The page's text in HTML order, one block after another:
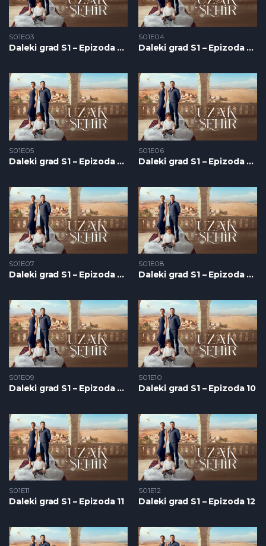
S01E03
Daleki grad S1 – Epizoda 03
S01E04
Daleki grad S1 – Epizoda 04
S01E05
Daleki grad S1 – Epizoda 05
S01E06
Daleki grad S1 – Epizoda 06
S01E07
Daleki grad S1 – Epizoda 07
S01E08
Daleki grad S1 – Epizoda 08
S01E09
Daleki grad S1 – Epizoda 09
S01E10
Daleki grad S1 – Epizoda 10
S01E11
Daleki grad S1 – Epizoda 11
S01E12
Daleki grad S1 – Epizoda 12